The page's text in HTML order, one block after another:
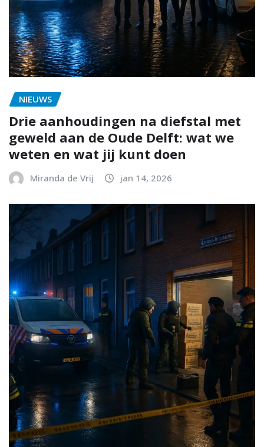
NIEUWS
Drie aanhoudingen na diefstal met
geweld aan de Oude Delft: wat we
weten en wat jij kunt doen
Miranda de Vrij jan 14, 2026